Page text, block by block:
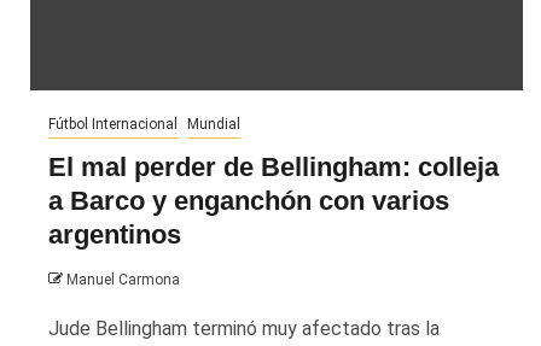
Fútbol Internacional Mundial
El mal perder de Bellingham: colleja
a Barco y enganchón con varios
argentinos
Manuel Carmona
Jude Bellingham terminó muy afectado tras la